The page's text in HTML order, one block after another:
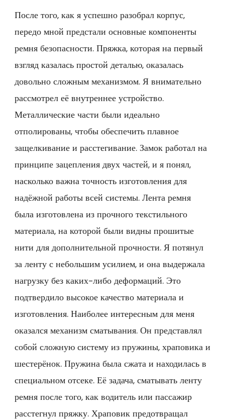
После того, как я успешно разобрал корпус,
передо мной предстали основные компоненты
ремня безопасности. Пряжка, которая на первый
взгляд казалась простой деталью, оказалась
довольно сложным механизмом. Я внимательно
рассмотрел её внутреннее устройство.
Металлические части были идеально
отполированы, чтобы обеспечить плавное
защелкивание и расстегивание. Замок работал на
принципе зацепления двух частей, и я понял,
насколько важна точность изготовления для
надёжной работы всей системы. Лента ремня
была изготовлена из прочного текстильного
материала, на которой были видны прошитые
нити для дополнительной прочности. Я потянул
за ленту с небольшим усилием, и она выдержала
нагрузку без каких-либо деформаций. Это
подтвердило высокое качество материала и
изготовления. Наиболее интересным для меня
оказался механизм сматывания. Он представлял
собой сложную систему из пружины, храповика и
шестерёнок. Пружина была сжата и находилась в
специальном отсеке. Её задача, сматывать ленту
ремня после того, как водитель или пассажир
расстегнул пряжку. Храповик предотвращал